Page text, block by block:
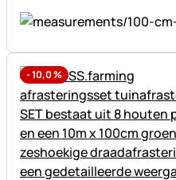
-10,0%